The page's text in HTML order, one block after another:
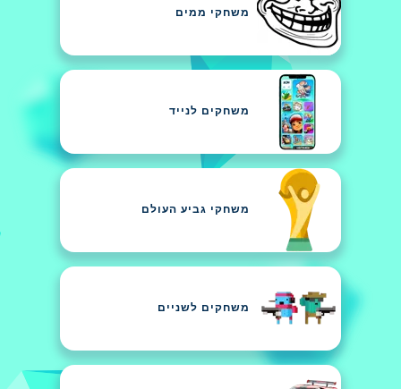
משחקי ממים
משחקים לנייד
משחקי גביע העולם
משחקים לשניים